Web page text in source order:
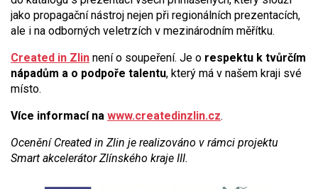
jako propagační nástroj nejen při regionálních prezentacích,
ale i na odborných veletrzích v mezinárodním měřítku.
Created in Zlin není o soupeření. Je o respektu k tvůrčím
nápadům a o podpoře talentu, který má v našem kraji své
místo.
Více informací na www.createdinzlin.cz.
Ocenění Created in Zlin je realizováno v rámci projektu
Smart akcelerátor Zlínského kraje III.